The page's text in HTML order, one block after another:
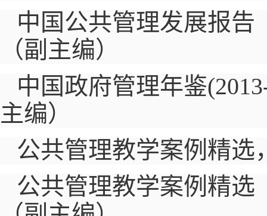
中国公共管理发展报告
（副主编）
中国政府管理年鉴(
主编）
公共管理教学案例精选
公共管理教学案例精选